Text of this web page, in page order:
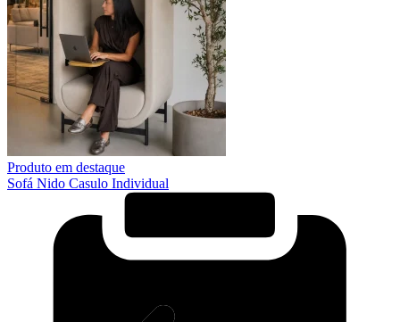
Produto em destaque
Sofá Nido Casulo Individual